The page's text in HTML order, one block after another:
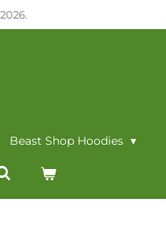
Beast Shop Hoodies